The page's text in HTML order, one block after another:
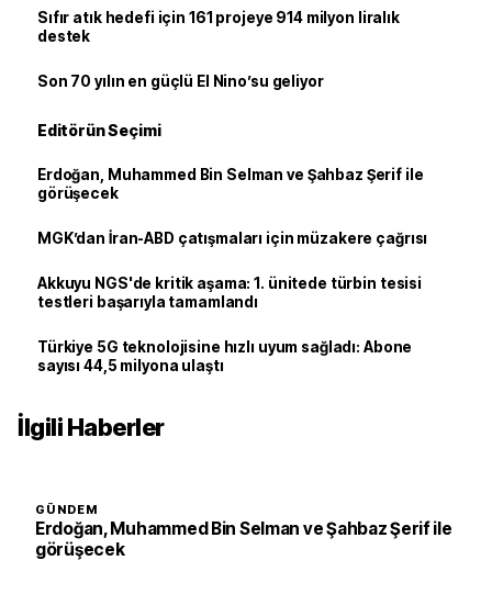
Sıfır atık hedefi için 161 projeye 914 milyon liralık
destek
Son 70 yılın en güçlü El Nino’su geliyor
Editörün Seçimi
Erdoğan, Muhammed Bin Selman ve Şahbaz Şerif ile
görüşecek
MGK’dan İran-ABD çatışmaları için müzakere çağrısı
Akkuyu NGS'de kritik aşama: 1. ünitede türbin tesisi
testleri başarıyla tamamlandı
Türkiye 5G teknolojisine hızlı uyum sağladı: Abone
sayısı 44,5 milyona ulaştı
İlgili Haberler
GÜNDEM
Erdoğan, Muhammed Bin Selman ve Şahbaz Şerif ile
görüşecek